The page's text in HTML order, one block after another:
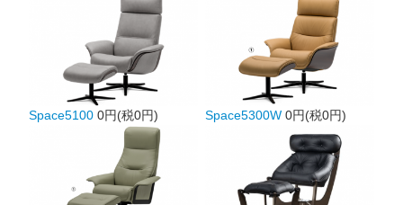
Space5100 0円(税0円) Space5300W 0円(税0円)